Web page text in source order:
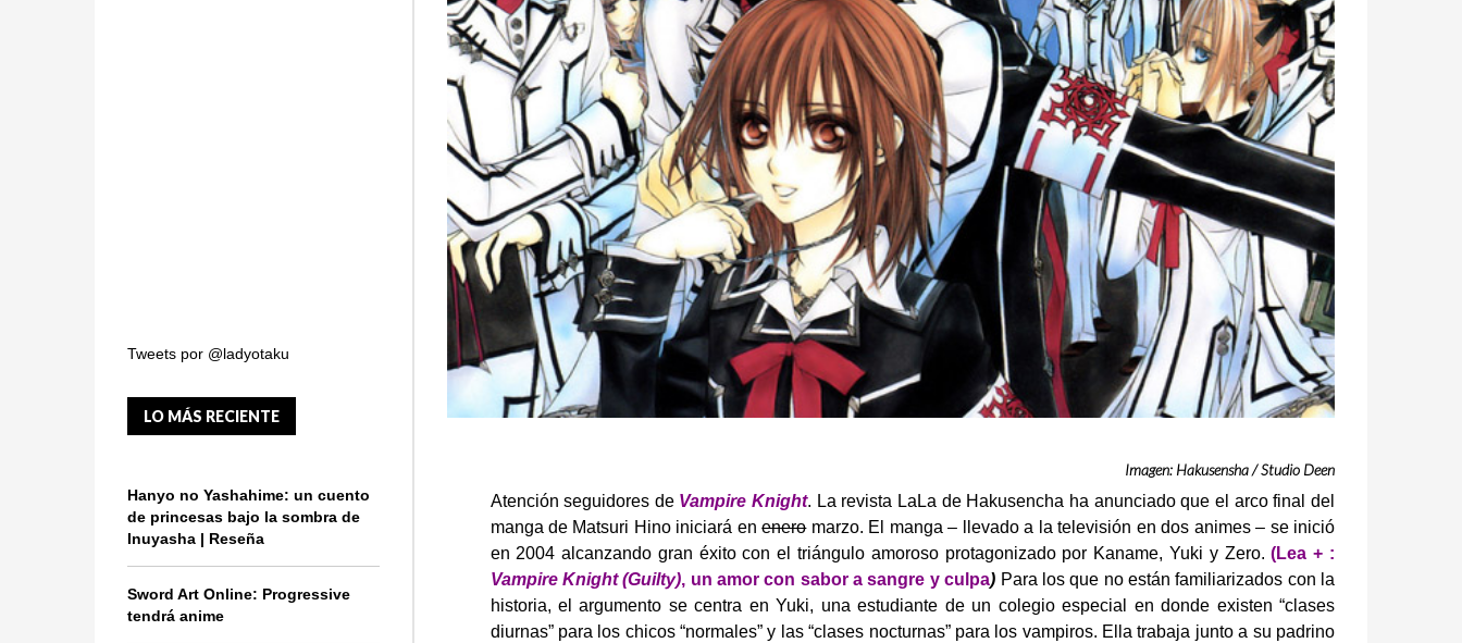
Imagen: Hakusensha / Studio Deen
Atención seguidores de Vampire Knight. La revista LaLa de Hakusencha ha anunciado que el arco final del
manga de Matsuri Hino iniciará eneneromarzo. El manga – llevado a la televisión en dos animes – se inició
en 2004 alcanzando gran éxito con el triángulo amoroso protagonizado por Kaname, Yuki y Zero.(Lea + :
Vampire Knight (Guilty), un amor con sabor a sangre y culpa) Para los que no están familiarizados con la
historia, el argumento se centra en Yuki, una estudiante de un colegio especial en donde existen “clases
diurnas” para los chicos “normales” y las “clases nocturnas” para los vampiros. Ella trabaja junto a su padrino
Tweets por @ladyotaku
LO MÁS RECIENTE
Hanyo no Yashahime: un cuento
de princesas bajo la sombra de
Inuyasha | Reseña
Sword Art Online: Progressive
tendrá anime